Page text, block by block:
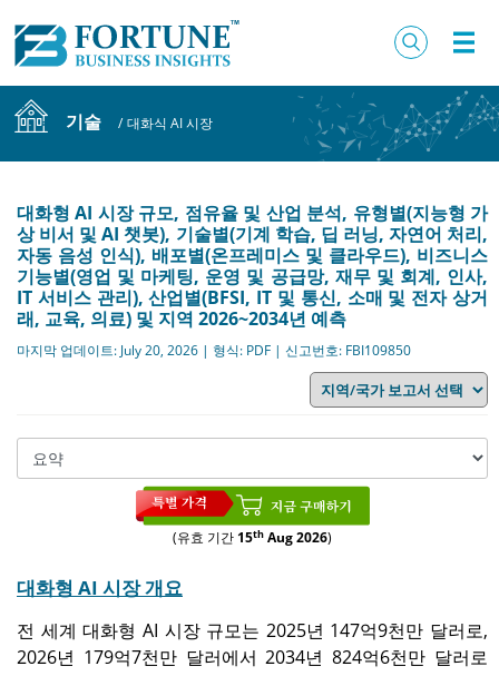
기술 / 대화식 AI 시장
대화형 AI 시장 규모, 점유율 및 산업 분석, 유형별(지능형 가
상 비서 및 AI 챗봇), 기술별(기계 학습, 딥 러닝, 자연어 처리,
자동 음성 인식), 배포별(온프레미스 및 클라우드), 비즈니스
기능별(영업 및 마케팅, 운영 및 공급망, 재무 및 회계, 인사,
IT 서비스 관리), 산업별(BFSI, IT 및 통신, 소매 및 전자 상거
래, 교육, 의료) 및 지역 2026~2034년 예측
마지막 업데이트: July 20, 2026 | 형식: PDF | 신고번호: FBI109850
(유효 기간 15th Aug 2026)
대화형 AI 시장 개요
전 세계 대화형 AI 시장 규모는 2025년 147억9천만 달러로,
2026년 179억7천만 달러에서 2034년 824억6천만 달러로